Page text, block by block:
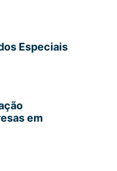
Especiais
em